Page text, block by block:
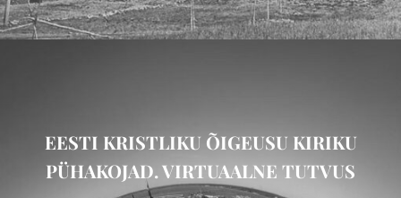
EESTI KRISTLIKU ÕIGEUSU KIRIKU
PÜHAKOJAD. VIRTUAALNE TUTVUS